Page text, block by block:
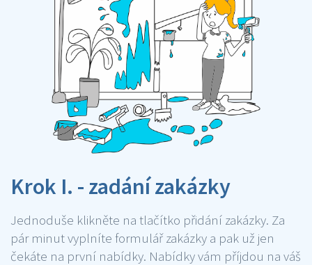
Krok I. - zadání zakázky
Jednoduše klikněte na tlačítko přidání zakázky. Za
pár minut vyplníte formulář zakázky a pak už jen
čekáte na první nabídky. Nabídky vám příjdou na váš